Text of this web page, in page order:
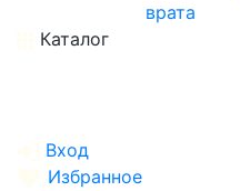
врата
Каталог
Вход
Избранное